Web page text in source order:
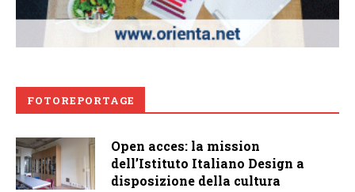
FOTOREPORTAGE
Open acces: la mission
dell’Istituto Italiano Design a
disposizione della cultura